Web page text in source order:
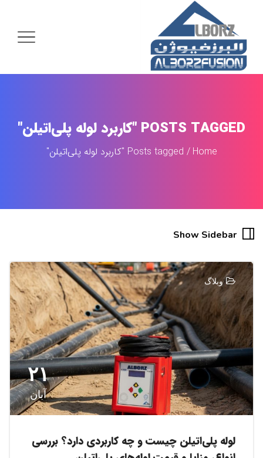
POSTS TAGGED "کاربرد لوله پلی‌اتیلن"
Home Posts tagged "کاربرد لوله پلی‌اتیلن"
Show Sidebar
وبلاگ
۲۱
آبان
لوله پلی‌اتیلن چیست و چه کاربردی دارد؟ بررسی